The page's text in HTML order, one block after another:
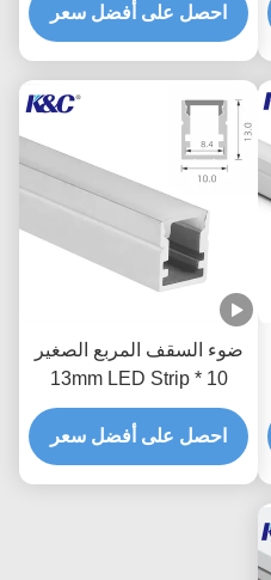
احصل على أفضل سعر
ضوء السقف المربع الصغير
10 * 13mm LED Strip
Channel مع الناشر
احصل على أفضل سعر